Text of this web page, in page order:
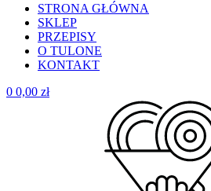
STRONA GŁÓWNA
SKLEP
PRZEPISY
O TULONE
KONTAKT
0 0,00 zł